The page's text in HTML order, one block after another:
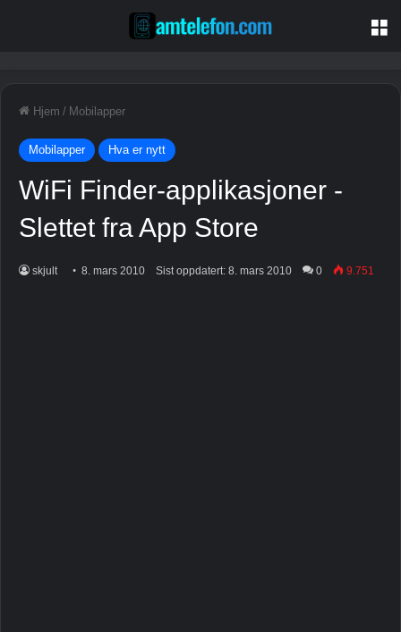
Hjem / Mobilapper
Mobilapper Hva er nytt
WiFi Finder-applikasjoner -
Slettet fra App Store
skjult 8. mars 2010 Sist oppdatert: 8. mars 2010 0 9.751